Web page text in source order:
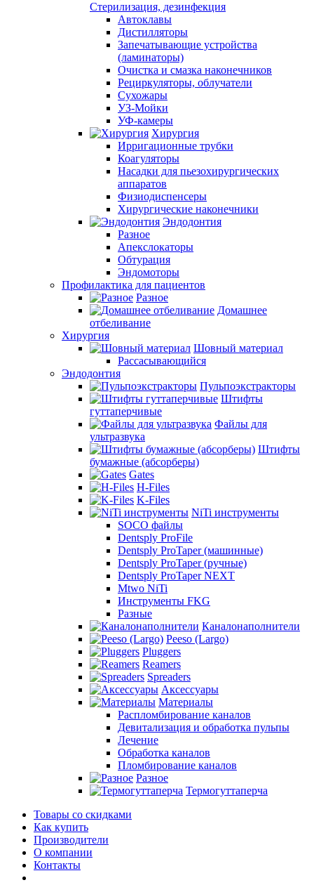
Стерилизация, дезинфекция
Автоклавы
Дистилляторы
Запечатывающие устройства
(ламинаторы)
Очистка и смазка наконечников
Рециркуляторы, облучатели
Сухожары
УЗ-Мойки
УФ-камеры
Хирургия
Ирригационные трубки
Коагуляторы
Насадки для пьезохирургических
аппаратов
Физиодиспенсеры
Хирургические наконечники
Эндодонтия
Разное
Апекслокаторы
Обтурация
Эндомоторы
Профилактика для пациентов
Разное
Домашнее
отбеливание
Хирургия
Шовный материал
Рассасывающийся
Эндодонтия
Пульпоэкстракторы
Штифты
гуттаперчивые
Файлы для
ультразвука
Штифты
бумажные (абсорберы)
Gates
H-Files
K-Files
NiTi инструменты
SOCO файлы
Dentsply ProFile
Dentsply ProTaper (машинные)
Dentsply ProTaper (ручные)
Dentsply ProTaper NEXT
Mtwo NiTi
Инструменты FKG
Разные
Каналонаполнители
Peeso (Largo)
Pluggers
Reamers
Spreaders
Аксессуары
Материалы
Распломбирование каналов
Девитализация и обработка пульпы
Лечение
Обработка каналов
Пломбирование каналов
Разное
Термогуттаперча
Товары со скидками
Как купить
Производители
О компании
Контакты